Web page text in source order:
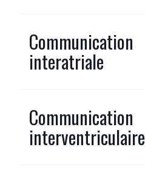
Communication
interatriale
Communication
interventriculaire